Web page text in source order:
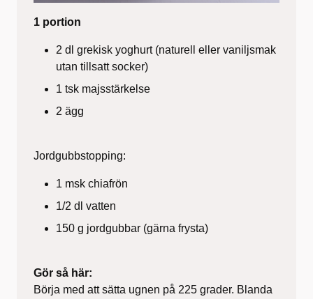
1 portion
2 dl grekisk yoghurt (naturell eller vaniljsmak
utan tillsatt socker)
1 tsk majsstärkelse
2 ägg
Jordgubbstopping:
1 msk chiafrön
1/2 dl vatten
150 g jordgubbar (gärna frysta)
Gör så här:
Börja med att sätta ugnen på 225 grader. Blanda